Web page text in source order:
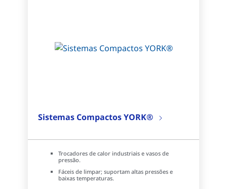
Sistemas Compactos YORK®
Trocadores de calor industriais e vasos de
pressão.
Fáceis de limpar; suportam altas pressões e
baixas temperaturas.